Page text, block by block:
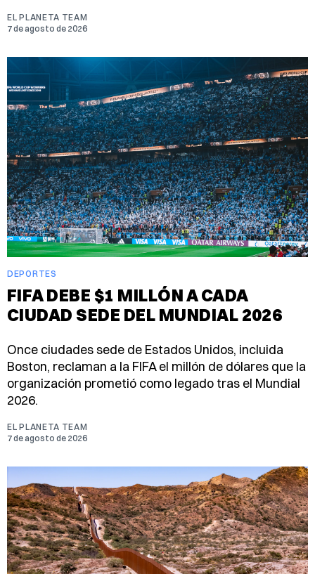
EL PLANETA TEAM
7 de agosto de 2026
DEPORTES
FIFA DEBE $1 MILLÓN A CADA
CIUDAD SEDE DEL MUNDIAL 2026
Once ciudades sede de Estados Unidos, incluida
Boston, reclaman a la FIFA el millón de dólares que la
organización prometió como legado tras el Mundial
2026.
EL PLANETA TEAM
7 de agosto de 2026